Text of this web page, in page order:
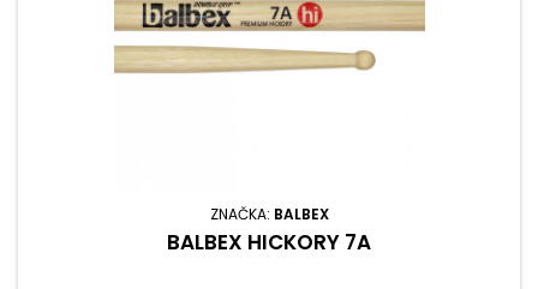
ZNAČKA: BALBEX
BALBEX HICKORY 7A